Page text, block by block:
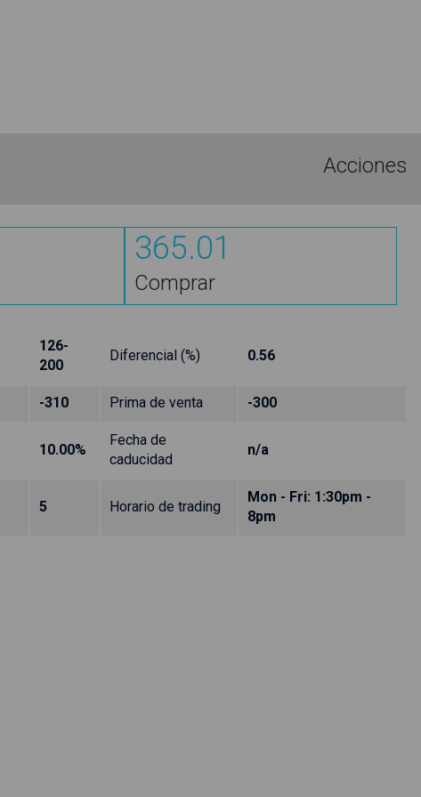
Acciones
365.01
Comprar
126-
200
Diferencial (%) 0.56
-310 Prima de venta -300
10.00%
Fecha de
caducidad
n/a
5 Horario de trading
Mon - Fri: 1:30pm -
8pm